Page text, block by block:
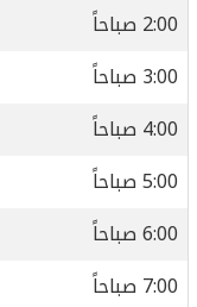
2:00 صباحاً
3:00 صباحاً
4:00 صباحاً
5:00 صباحاً
6:00 صباحاً
7:00 صباحاً